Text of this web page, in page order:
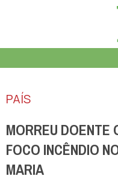
PAÍS
MORREU DOENTE
FOCO INCÊNDIO
MARIA